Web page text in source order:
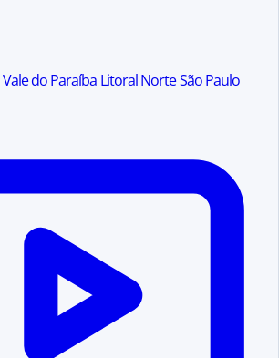
Vale do Paraíba Litoral NorteSão Paulo